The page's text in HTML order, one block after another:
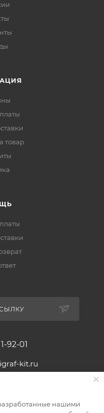
товар
92-01
kit.ru
ТЦ "Альтус"
Зеленоенашими